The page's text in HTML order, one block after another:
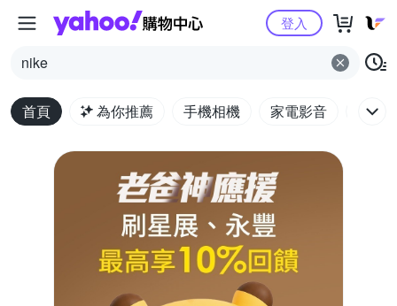
Yahoo購物中心
nike
登入
首頁 為你推薦 手機相機 家電影音 電腦